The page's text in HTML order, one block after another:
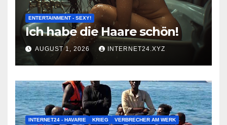
ENTERTAINMENT - SEXY!
Ich habe die Haare schön!
AUGUST 1, 2026 INTERNET24.XYZ
INTERNET24 - HAVARIE KRIEG VERBRECHER AM WERK